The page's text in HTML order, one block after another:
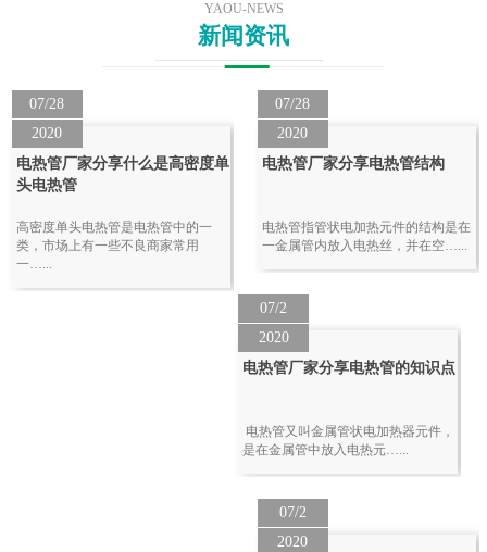
YAOU-NEWS
新闻资讯
07/28
2020
电热管厂家分享什么是高密度单
头电热管
高密度单头电热管是电热管中的一
类，市场上有一些不良商家常用
一…...
07/28
2020
电热管厂家分享电热管结构
电热管指管状电加热元件的结构是在
一金属管内放入电热丝，并在空…...
07/2
2020
电热管厂家分享电热管的知识点
电热管又叫金属管状电加热器元件，
是在金属管中放入电热元…...
07/2
2020